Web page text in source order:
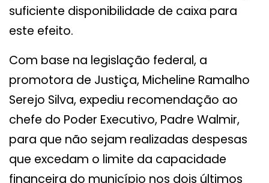
suficiente disponibilidade de caixa para
este efeito.
Com base na legislação federal, a
promotora de Justiça, Micheline Ramalho
Serejo Silva, expediu recomendação ao
chefe do Poder Executivo, Padre Walmir,
para que não sejam realizadas despesas
que excedam o limite da capacidade
financeira do município nos dois últimos